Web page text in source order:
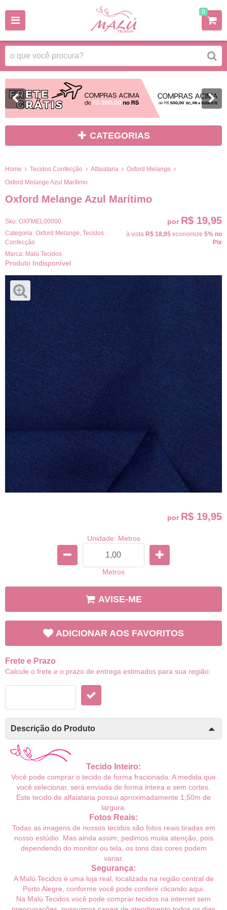
0
CATEGORIAS
Home Tecidos Confecção Alfaiataria
Oxford Melange
Oxford Melange Azul Marítimo
Oxford Melange Azul Marítimo
Sku: OXFMEL00000
Categoria: Oxford Melange Tecidos
Confecção
Marca: Malú Tecidos
Produto Indisponível
por R$ 19,95
à vista R$ 18,95 economize 5% no
Pix
por R$ 19,95
Unidade: Metros
Metros
AVISE-ME
ADICIONAR AOS FAVORITOS
Frete e Prazo
Calcule o frete e o prazo de entrega estimados para sua região:
Descrição do Produto
Tecido Inteiro:
Você pode comprar o tecido de forma fracionada. A medida que
você selecionar, será enviada de forma inteira e sem cortes.
Este tecido de alfaiataria possui aproximadamente 1,50m de
largura.
Fotos Reais:
Todas as imagens de nossos tecidos são fotos reais tiradas em
nosso estúdio. Mas ainda assim, pedimos muita atenção, pois
dependendo do monitor ou tela, os tons das cores podem
variar.
Segurança:
A Malú Tecidos é uma loja real, localizada na região central de
Porto Alegre, conforme você pode conferir clicando aqui.
Na Malú Tecidos você pode comprar tecidos na internet sem